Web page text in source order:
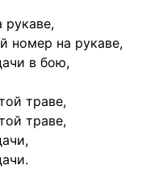
рукаве,
номер на рукаве,
в бою,
траве,
траве,